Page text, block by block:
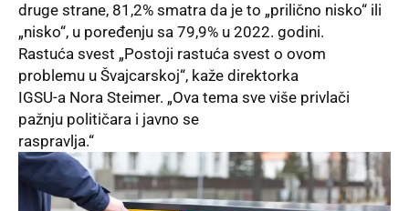
druge strane, 81,2% smatra da je to „prilično nisko“ ili
„nisko“, u poređenju sa 79,9% u 2022. godini.
Rastuća svest „Postoji rastuća svest o ovom
problemu u Švajcarskoj“, kaže direktorka
IGSU-a Nora Steimer. „Ova tema sve više privlači
pažnju političara i javno se
raspravlja.“